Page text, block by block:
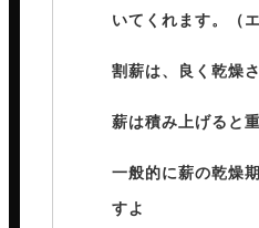
いてくれます。（
割薪は、良く乾燥
薪は積み上げると
一般的に薪の乾燥
すよ